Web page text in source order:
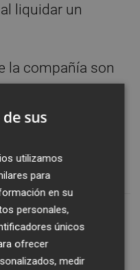
liquidar un
la compañía son
con una
empresarios
'los
Miguel Fluxá, con
ACS
ACS
sus
utilizamos
para
en su
personales,
únicos
ofrecer
medir